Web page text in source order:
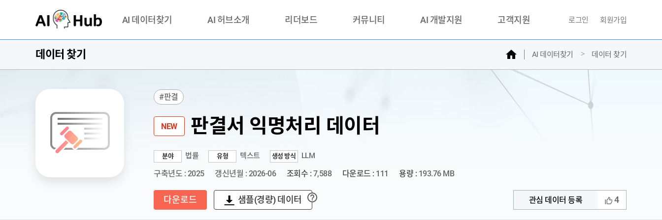
AI 데이터찾기
기관 제공 데이터
AI 허브 오픈 API
AI 허브소개
안심존이란?
리더보드 커뮤니티
활용성과 우수사례
AI 개발지원 고객지원
문의하기
자주찾는질문
민원접수
AI데이터등록신청
로그인 회원가입
데이터 찾기 홈 AI 데이터찾기 데이터 찾기
#판결
NEW 판결서 익명처리 데이터
분야 법률 유형 텍스트 생성 방식 LLM
구축년도 : 2025 갱신년월 : 2026-06 조회수 : 7,588 다운로드 : 111 용량 : 193.76 MB
다운로드 샘플(경량) 데이터 ? 관심 데이터 등록 4